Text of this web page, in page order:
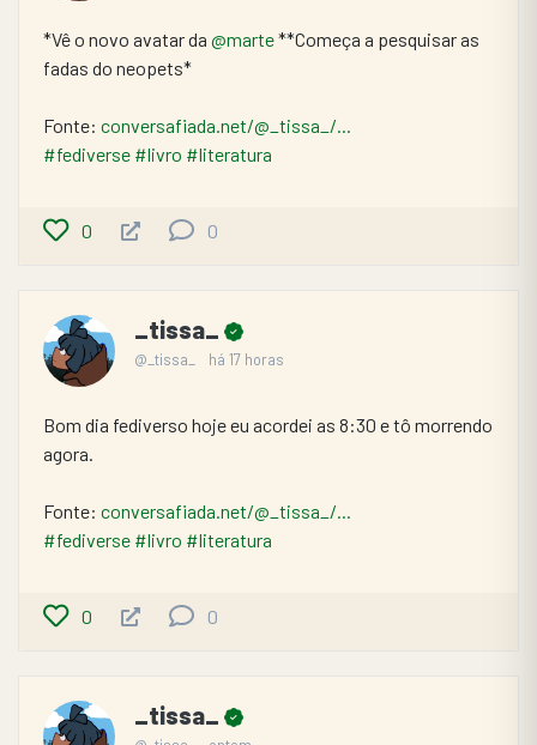
*Vê o novo avatar da @marte **Começa a pesquisar as
fadas do neopets*
Fonte: conversafiada.net/@_tissa_/...
#fediverse #livro #literatura
0 0
_tissa_
@_tissa_ há 17 horas
Bom dia fediverso hoje eu acordei as 8:30 e tô morrendo
agora.
Fonte: conversafiada.net/@_tissa_/...
#fediverse #livro #literatura
0 0
_tissa_